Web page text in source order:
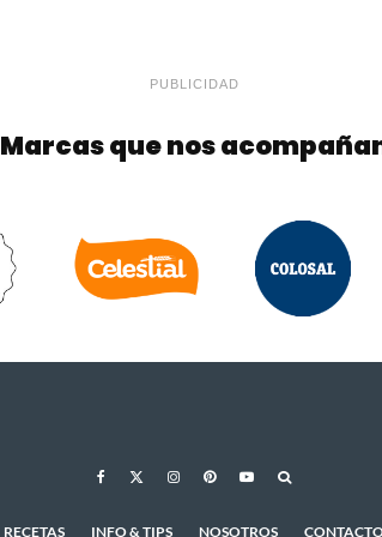
PUBLICIDAD
Marcas que nos
RECETAS INFO & TIPS NOSOTROS